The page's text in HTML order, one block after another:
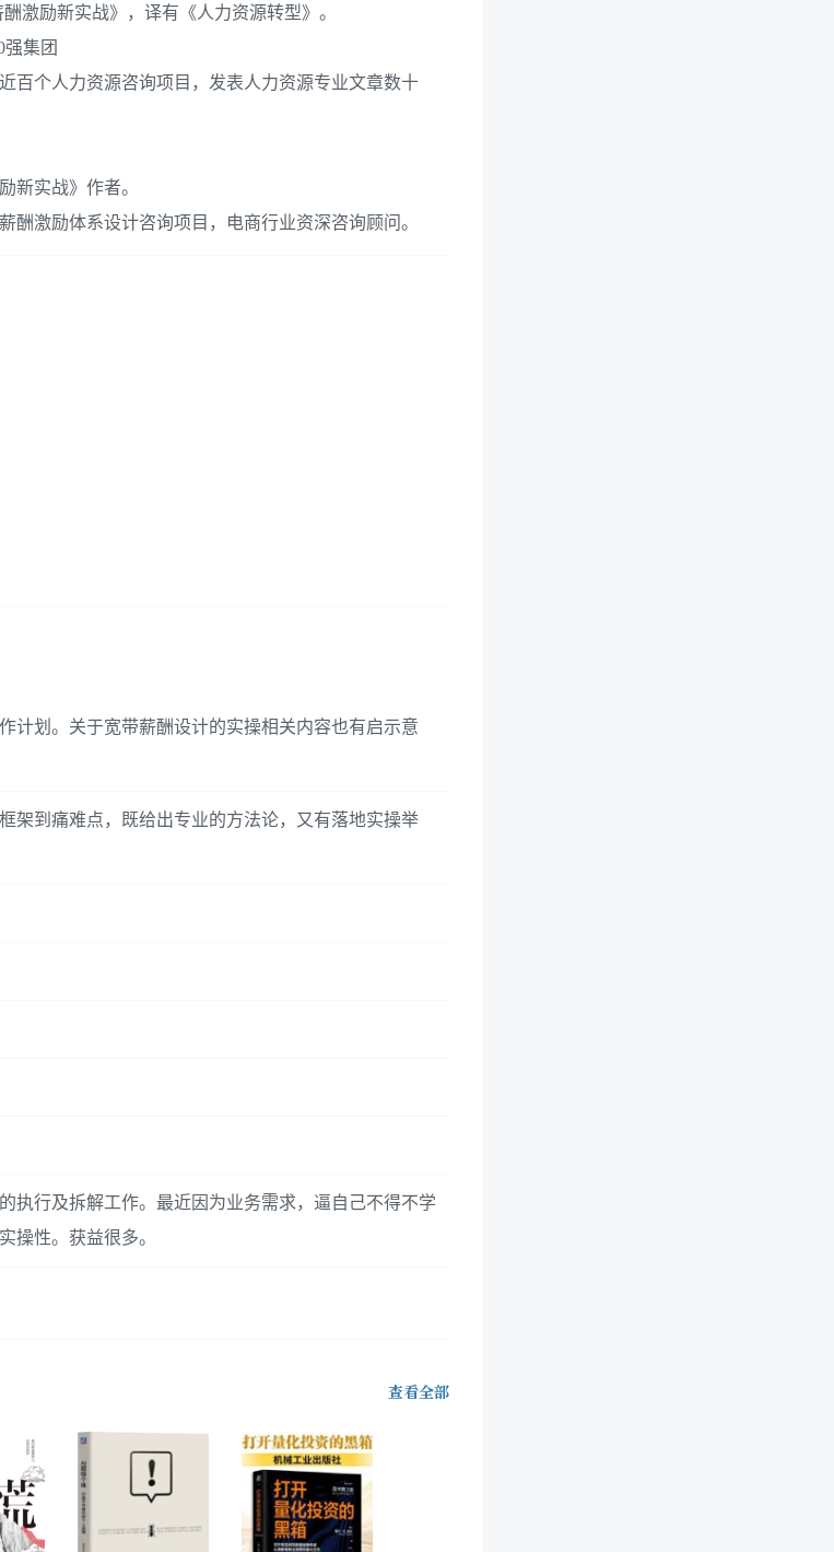
激励新实战》，译有《人力资源转型》。
集团
百个人力资源咨询项目，发表人力资源专业文章数十
新实战》作者。
激励体系设计咨询项目，电商行业资深咨询顾问。
计划。关于宽带薪酬设计的实操相关内容也有启示意
架到痛难点，既给出专业的方法论，又有落地实操举
执行及拆解工作。最近因为业务需求，逼自己不得不学
操性。获益很多。
查看全部